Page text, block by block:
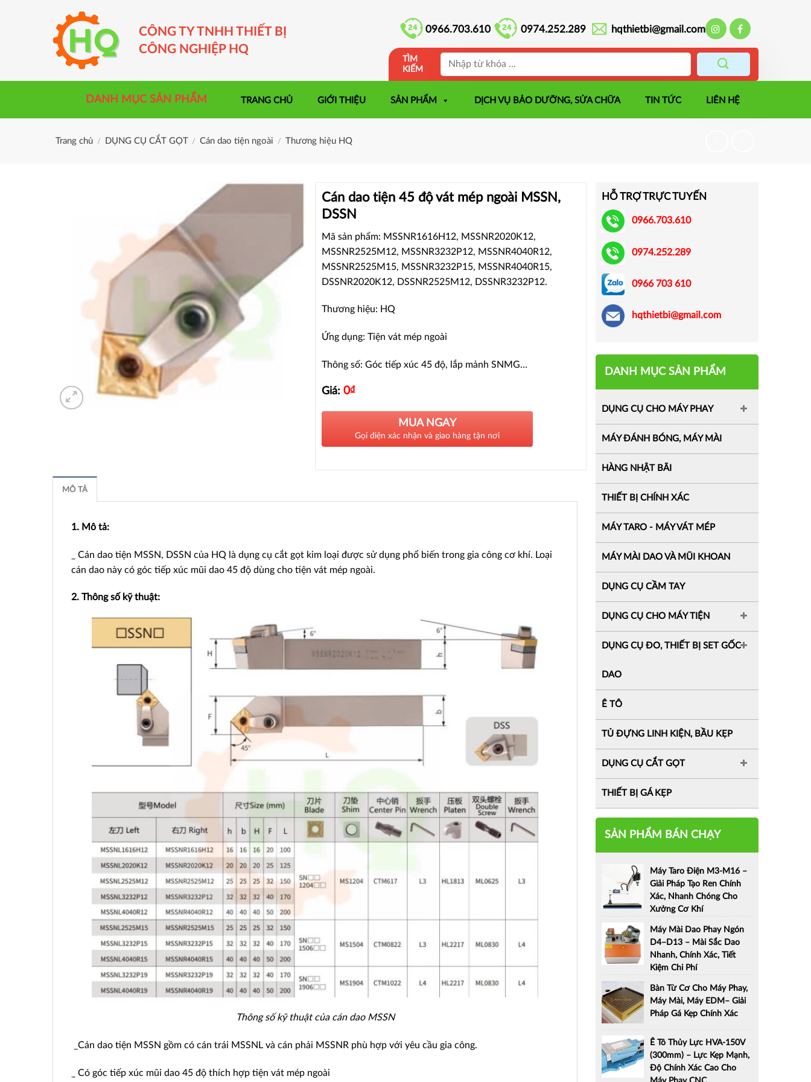
CÔNG TY TNHH THIẾT BỊ
CÔNG NGHIỆP HQ
0966.703.610 0974.252.289 hqthietbi@gmail.com
TÌM
KIẾM
DANH MỤC SẢN PHẨM TRANG CHỦ GIỚI THIỆU SẢN PHẨM DỊCH VỤ BẢO DƯỠNG, SỬA CHỮA TIN TỨC LIÊN HỆ
Trang chủ / DỤNG CỤ CẮT GỌT / Cán dao tiện ngoài / Thương hiệu HQ
HỖ TRỢ TRỰC TUYẾN
0966.703.610
0974.252.289
0966 703 610
hqthietbi@gmail.com
DANH MỤC SẢN PHẨM
DỤNG CỤ CHO MÁY PHAY
MÁY ĐÁNH BÓNG, MÁY MÀI
HÀNG NHẬT BÃI
THIẾT BỊ CHÍNH XÁC
MÁY TARO - MÁY VÁT MÉP
MÁY MÀI DAO VÀ MŨI KHOAN
DỤNG CỤ CẦM TAY
DỤNG CỤ CHO MÁY TIỆN
DỤNG CỤ ĐO, THIẾT BỊ SET GỐC
DAO
Ê TÔ
TỦ ĐỰNG LINH KIỆN, BẦU KẸP
DỤNG CỤ CẮT GỌT
THIẾT BỊ GÁ KẸP
SẢN PHẨM BÁN CHẠY
Máy Taro Điện M3-M16 –
Giải Pháp Tạo Ren Chính
Xác, Nhanh Chóng Cho
Xưởng Cơ Khí
Máy Mài Dao Phay Ngón
D4–D13 – Mài Sắc Dao
Nhanh, Chính Xác, Tiết
Kiệm Chi Phí
Bàn Từ Cơ Cho Máy Phay,
Máy Mài, Máy EDM– Giải
Pháp Gá Kẹp Chính Xác
Ê Tô Thủy Lực HVA-150V
(300mm) – Lực Kẹp Mạnh,
Độ Chính Xác Cao Cho
Cán dao tiện 45 độ vát mép ngoài MSSN,
DSSN
Mã sản phẩm: MSSNR1616H12, MSSNR2020K12,
MSSNR2525M12, MSSNR3232P12, MSSNR4040R12,
MSSNR2525M15, MSSNR3232P15, MSSNR4040R15,
DSSNR2020K12, DSSNR2525M12, DSSNR3232P12.
Thương hiệu: HQ
Ứng dụng: Tiện vát mép ngoài
Thông số: Góc tiếp xúc 45 độ, lắp mảnh SNMG…
Giá: 0₫
MUA NGAY
Gọi điện xác nhận và giao hàng tận nơi
MÔ TẢ
1. Mô tả:
_ Cán dao tiện MSSN, DSSN của HQ là dụng cụ cắt gọt kim loại được sử dụng phổ biến trong gia công cơ khí. Loại
cán dao này có góc tiếp xúc mũi dao 45 độ dùng cho tiện vát mép ngoài.
2. Thông số kỹ thuật:
Thông số kỹ thuật của cán dao MSSN
_Cán dao tiện MSSN gồm có cán trái MSSNL và cán phải MSSNR phù hợp với yêu cầu gia công.
_ Có góc tiếp xúc mũi dao 45 độ thích hợp tiện vát mép ngoài